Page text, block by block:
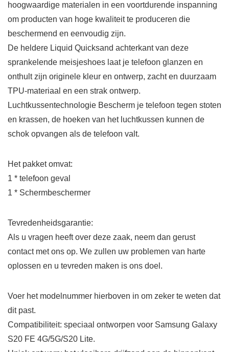
hoogwaardige materialen in een voortdurende inspanning
om producten van hoge kwaliteit te produceren die
beschermend en eenvoudig zijn.
De heldere Liquid Quicksand achterkant van deze
sprankelende meisjeshoes laat je telefoon glanzen en
onthult zijn originele kleur en ontwerp, zacht en duurzaam
TPU-materiaal en een strak ontwerp.
Luchtkussentechnologie Bescherm je telefoon tegen stoten
en krassen, de hoeken van het luchtkussen kunnen de
schok opvangen als de telefoon valt.
Het pakket omvat:
1 * telefoon geval
1 * Schermbeschermer
Tevredenheidsgarantie:
Als u vragen heeft over deze zaak, neem dan gerust
contact met ons op. We zullen uw problemen van harte
oplossen en u tevreden maken is ons doel.
Voer het modelnummer hierboven in om zeker te weten dat
dit past.
Compatibiliteit: speciaal ontworpen voor Samsung Galaxy
S20 FE 4G/5G/S20 Lite.